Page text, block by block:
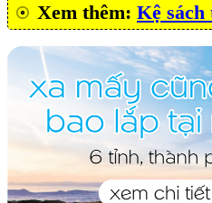
Xem thêm: Kệ